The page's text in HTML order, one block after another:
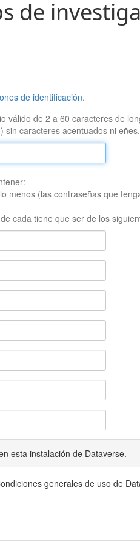
de
de identificación.
válido de 2 a 60 caracteres de
sin caracteres acentuados ni eñes.
menos (las contraseñas que
cada tiene que ser de los
esta instalación de Dataverse.
generales de uso de